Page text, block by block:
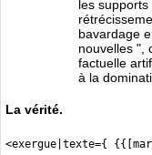
les
bavardage
nouvelles ",
factuelle
à la
La vérité.
<exergue|texte={